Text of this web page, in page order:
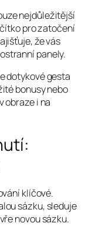
nejdůležitější
pro zatočení
že vás
panely.
dotykové gesta
bonusy nebo
obraze i na
klíčové.
sázku, sleduje
novou sázku.